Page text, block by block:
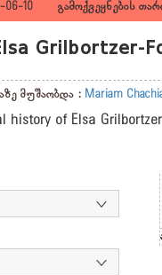
06-10 გამოქვეყნების
Grilbortzer-
მუშაობდა : Mariam
history of Elsa